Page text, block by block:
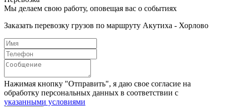
Мы делаем свою работу, оповещая вас о событиях
Заказать перевозку грузов по маршруту Акутиха - Хорлово
Нажимая кнопку "Отправить", я даю свое согласие на
обработку персональных данных в соответствии с
указанными условиями